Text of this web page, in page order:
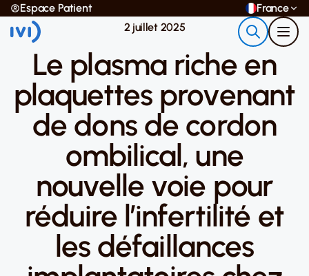
Espace Patient
France
2 juillet 2025
Le plasma riche en
plaquettes provenant
de dons de cordon
ombilical, une
nouvelle voie pour
réduire l’infertilité et
les défaillances